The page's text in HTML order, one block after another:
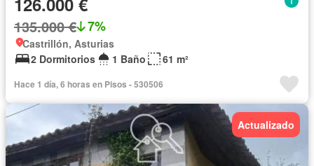
135.000 € 7%
Castrillón, Asturias
2 Dormitorios
1 Baño 61 m²
Hace 1 día, 6 horas en Pisos - 530506
Actualizado